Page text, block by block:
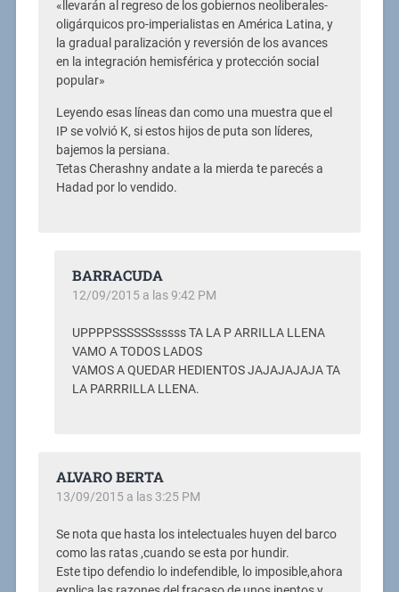
«llevarán al regreso de los gobiernos neoliberales-
oligárquicos pro-imperialistas en América Latina, y
la gradual paralización y reversión de los avances
en la integración hemisférica y protección social
popular»
Leyendo esas líneas dan como una muestra que el
IP se volvió K, si estos hijos de puta son líderes,
bajemos la persiana.
Tetas Cherashny andate a la mierda te parecés a
Hadad por lo vendido.
BARRACUDA
12/09/2015 a las 9:42 PM
UPPPPSSSSSSsssss TA LA P ARRILLA LLENA
VAMO A TODOS LADOS
VAMOS A QUEDAR HEDIENTOS JAJAJAJAJA TA
LA PARRRILLA LLENA.
ALVARO BERTA
13/09/2015 a las 3:25 PM
Se nota que hasta los intelectuales huyen del barco
como las ratas ,cuando se esta por hundir.
Este tipo defendio lo indefendible, lo imposible,ahora